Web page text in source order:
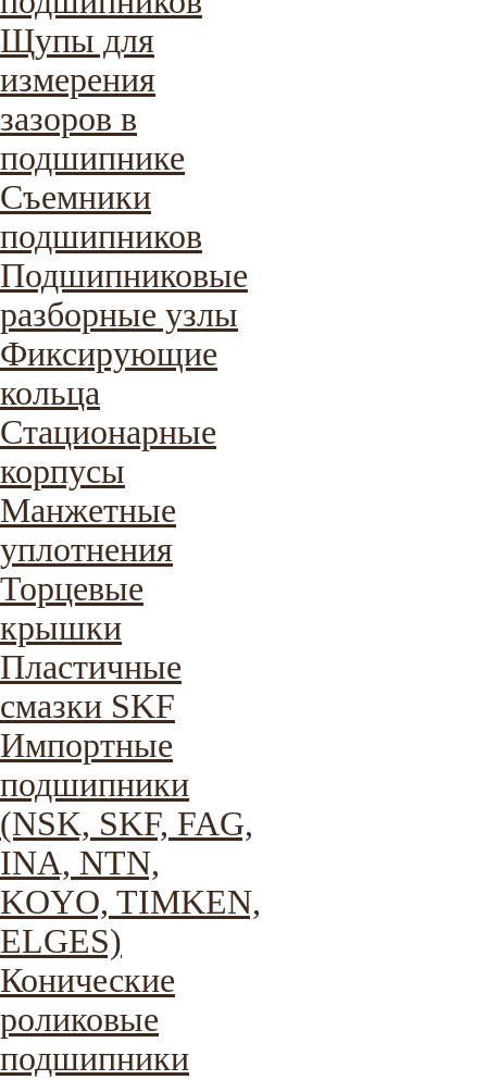
Щупы для
измерения
зазоров в
подшипнике
Съемники
подшипников
Подшипниковые
разборные узлы
Фиксирующие
кольца
Стационарные
корпусы
Манжетные
уплотнения
Торцевые
крышки
Пластичные
смазки SKF
Импортные
подшипники
(NSK, SKF, FAG,
INA, NTN,
KOYO, TIMKEN,
ELGES)
Конические
роликовые
подшипники